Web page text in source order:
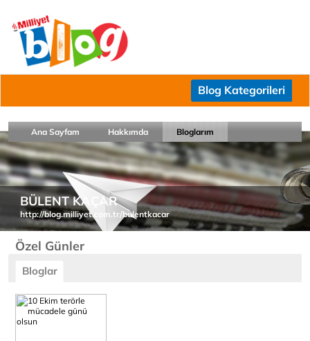
Blog Kategorileri
Ana Sayfam Hakkımda Bloglarım
BÜLENT KAÇAR
http://blog.milliyet.com.tr/bulentkacar
Özel Günler
Bloglar